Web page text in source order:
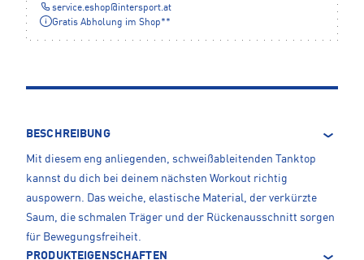
service.eshop@ intersport.at
Gratis Abholung im Shop**
BESCHREIBUNG
Mit diesem eng anliegenden, schweißableitenden Tanktop
kannst du dich bei deinem nächsten Workout richtig
auspowern. Das weiche, elastische Material, der verkürzte
Saum, die schmalen Träger und der Rückenausschnitt sorgen
für Bewegungsfreiheit.
PRODUKTEIGENSCHAFTEN